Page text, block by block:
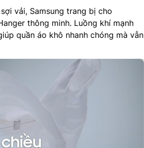
vải, Samsung trang bị cho
thông minh. Luồng khí mạnh
quần áo khô nhanh chóng mà vẫn